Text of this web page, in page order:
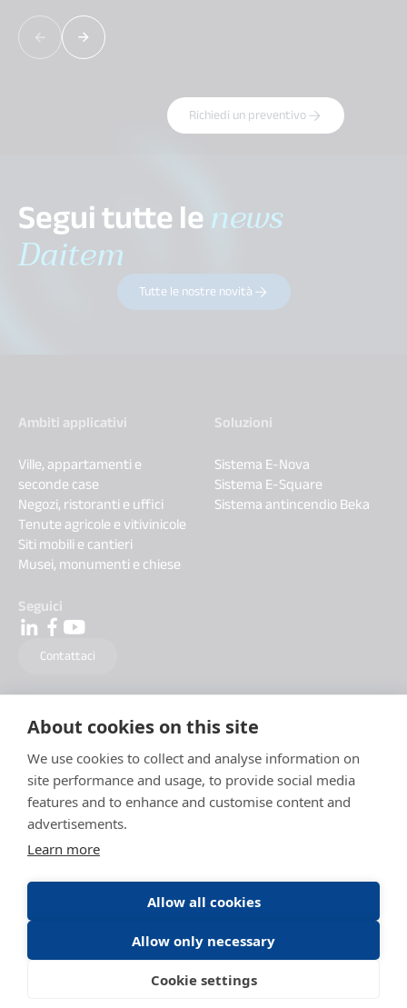
About cookies on this site
We use cookies to collect and analyse information on
site performance and usage, to provide social media
features and to enhance and customise content and
advertisements.
Learn more
Allow all cookies
Allow only necessary
Cookie settings
con tecnologia TwinBand®
Richiedi un preventivo
Segui tutte lenews
Daitem
Tutte le nostre novità
Ambiti applicativi
Ville, appartamenti e
seconde case
Negozi, ristoranti e uffici
Tenute agricole e vitivinicole
Siti mobili e cantieri
Musei, monumenti e chiese
Soluzioni
Sistema E-Nova
Sistema E-Square
Sistema antincendio Beka
Seguici
Contattaci
Menzioni LegaliPolitica della protezione Dati
Condizioni generali d'utilizzo
Condizioni generali di utilizzo DAITEM Capture